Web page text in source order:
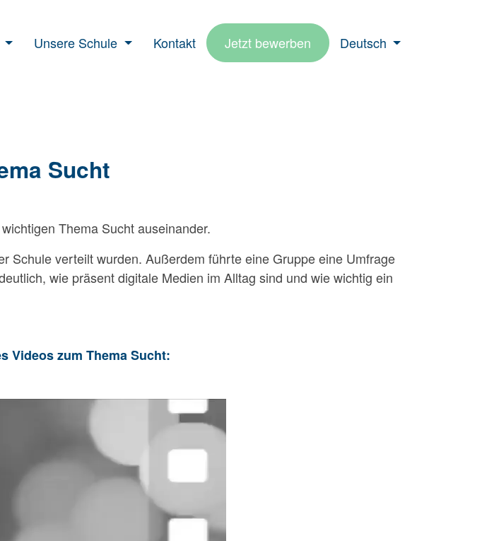
Unsere Schule Kontakt Jetzt bewerben Deutsch
Sucht
Thema Suchtauseinander.
Schule verteilt wurden. Außerdem führte eine Gruppe eine Umfrage
wie präsent digitale Medien im Alltag sind und wie wichtig ein
Videos zum Thema Sucht: